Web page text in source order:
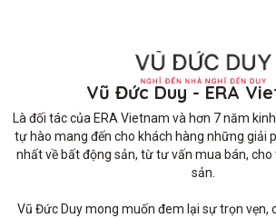
Vũ Đức Duy - ERA
Là đối tác của ERA Vietnam và hơn 7 năm
tự hào mang đến cho khách hàng những giải
nhất về bất động sản, từ tư vấn mua bán, cho
sản.
Vũ Đức Duy mong muốn đem lại sự trọn vẹn,